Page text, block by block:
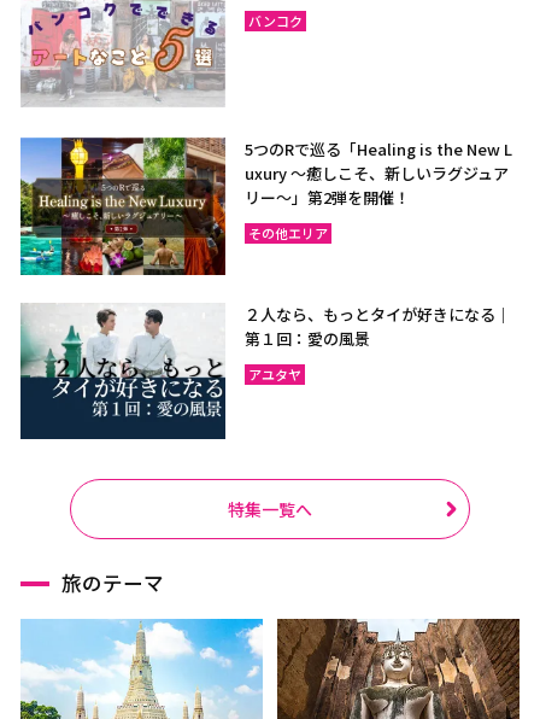
バンコク
5つのRで巡る「Healing is the New L
uxury ～癒しこそ、新しいラグジュア
リー〜」第2弾を開催！
その他エリア
２人なら、もっとタイが好きになる｜
第１回：愛の風景
アユタヤ
特集一覧へ
旅のテーマ